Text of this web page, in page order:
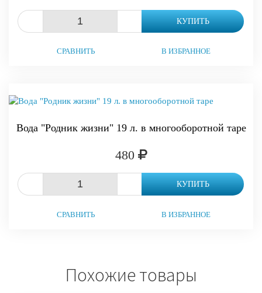
КУПИТЬ
СРАВНИТЬ В ИЗБРАННОЕ
Вода "Родник жизни" 19 л. в многооборотной таре
480
КУПИТЬ
СРАВНИТЬ В ИЗБРАННОЕ
Похожие товары